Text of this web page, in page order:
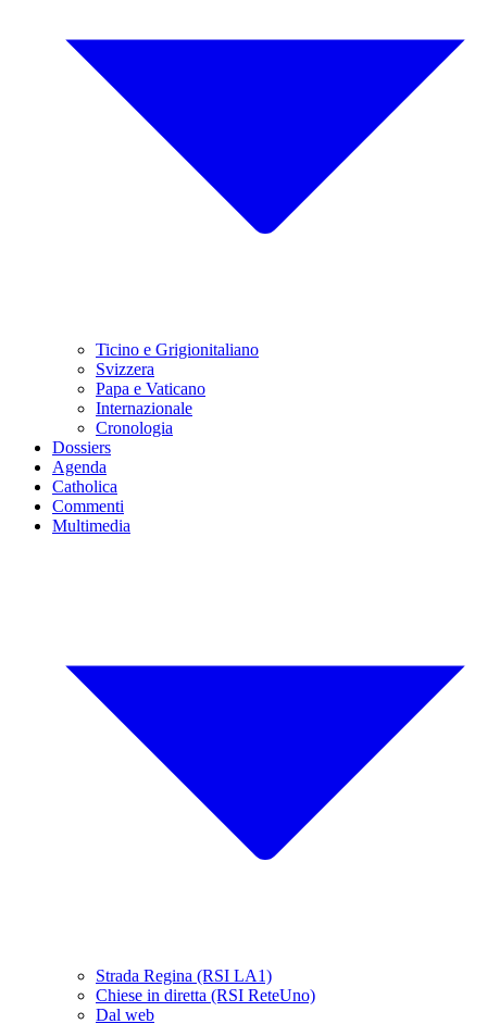
Ticino e Grigionitaliano
Svizzera
Papa e Vaticano
Internazionale
Cronologia
Dossiers
Agenda
Catholica
Commenti
Multimedia
Strada Regina (RSI LA1)
Chiese in diretta (RSI ReteUno)
Dal web